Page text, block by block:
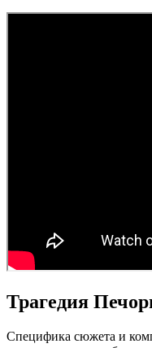
Трагедия
Специфика сюжета и